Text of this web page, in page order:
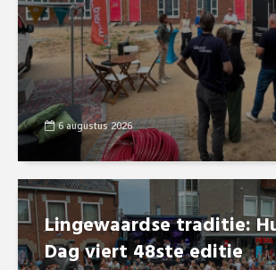
6 augustus 2026
Lingewaardse traditie:
Dag viert 48ste editie